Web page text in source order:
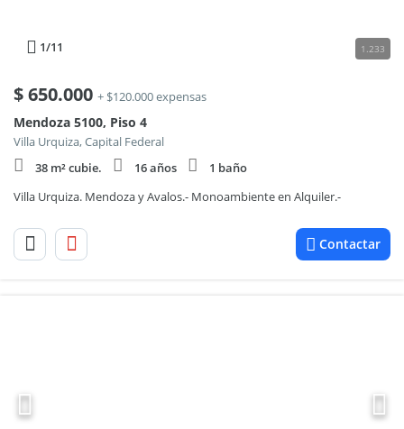
1/11 1.233
$650.000 + $120.000 expensas
Mendoza 5100, Piso 4
Villa Urquiza, Capital Federal
38 m² cubie.
16 años
1 baño
Villa Urquiza. Mendoza y Avalos.- Monoambiente en Alquiler.-
Contactar